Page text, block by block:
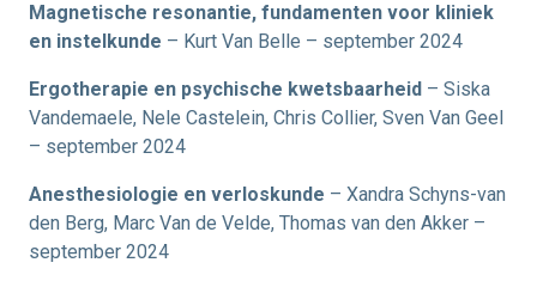
Magnetische resonantie, fundamenten voor kliniek
en instelkunde – Kurt Van Belle – september 2024
Ergotherapie en psychische kwetsbaarheid – Siska
Vandemaele, Nele Castelein, Chris Collier, Sven Van Geel
– september 2024
Anesthesiologie en verloskunde – Xandra Schyns-van
den Berg, Marc Van de Velde, Thomas van den Akker –
september 2024